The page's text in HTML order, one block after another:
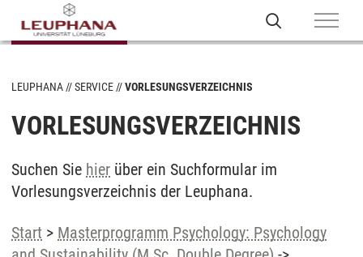
LEUPHANA SERVICE VORLESUNGSVERZEICHNIS
VORLESUNGSVERZEICHNIS
Suchen Sie hier über ein Suchformular im
Vorlesungsverzeichnis der Leuphana.
Start > Masterprogramm Psychology: Psychology